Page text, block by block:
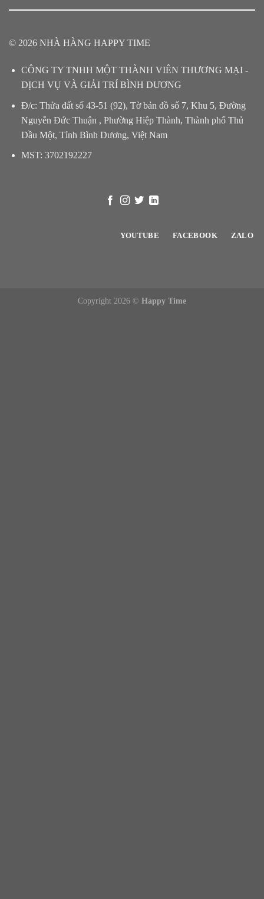
© 2026 NHÀ HÀNG HAPPY TIME
CÔNG TY TNHH MỘT THÀNH VIÊN THƯƠNG MẠI -
DỊCH VỤ VÀ GIẢI TRÍ BÌNH DƯƠNG
Đ/c: Thửa đất số 43-51 (92), Tờ bản đồ số 7, Khu 5, Đường
Nguyễn Đức Thuận , Phường Hiệp Thành, Thành phố Thủ
Dầu Một, Tỉnh Bình Dương, Việt Nam
MST: 3702192227
YOUTUBE FACEBOOK ZALO
Copyright 2026 © Happy Time